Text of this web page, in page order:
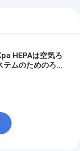
HEPAは空気ろ
テムのためのろ紙